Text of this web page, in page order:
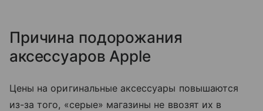
Причина подорожания
аксессуаров Apple
Цены на оригинальные аксессуары повышаются
из-за того, «серые» магазины не ввозят их в